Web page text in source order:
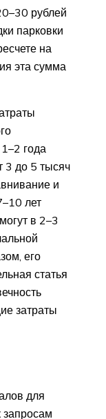
рублей
парковки
на
эта сумма
года
3 до 5 тысяч
и
лет
в 2–3
его
статья
затраты
для
запросам